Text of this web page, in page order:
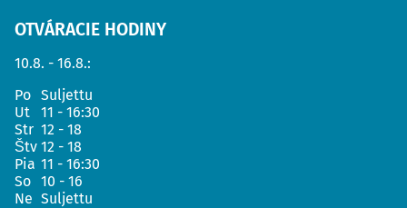
OTVÁRACIE HODINY
10.8. - 16.8.:
Po Suljettu
Ut
11 - 16:30
Str 12 - 18
Štv 12 - 18
Pia 11 - 16:30
So 10 - 16
Ne Suljettu